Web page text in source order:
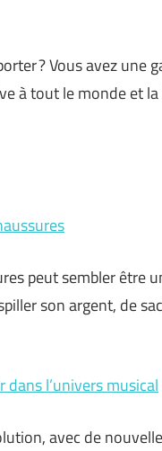
? Vous avez une
à tout le monde et
peut sembler être
son argent, de
l’univers musical
avec de